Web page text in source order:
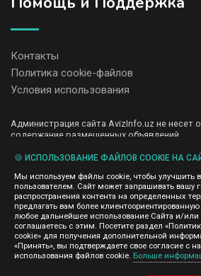
Контакты
Политика cookie-файлов
Условия использования
Администрация сайта AvizInfo.uz не несет
содержание размещенных объявлений.
передаем и не продаем личную
правила конфиденциальности сайтов на
AvizInfo.uz. На некоторых страницах
реклама Google Adsense Advertising
подробней о правилах
🍪 ИСПОЛЬЗОВАНИЕ ФАЙЛОВ COOKIE НА
Мы используем файлы cookie, чтобы улучшить
пользователем. Сайт может запрашивать вашу
распространения контента на определенных
предлагать вам более
любое дальнейшее использование Сайта и/или
соглашаетесь с этим. Посетите раздел
cookie» для получения дополнительной
«Принять», вы подтверждаете свое согласие с
использования файлов cookie. Больше